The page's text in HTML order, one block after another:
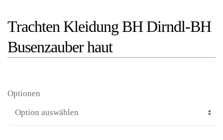
Trachten Kleidung BH Dirndl-BH
Busenzauber haut
Optionen